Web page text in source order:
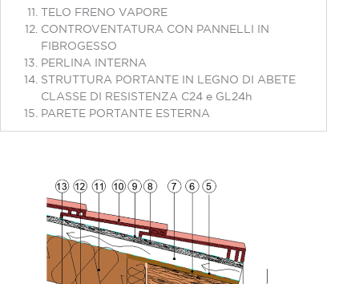
TELO FRENO VAPORE
CONTROVENTATURA CON PANNELLI IN
FIBROGESSO
PERLINA INTERNA
STRUTTURA PORTANTE IN LEGNO DI ABETE
CLASSE DI RESISTENZA C24 e GL24h
PARETE PORTANTE ESTERNA